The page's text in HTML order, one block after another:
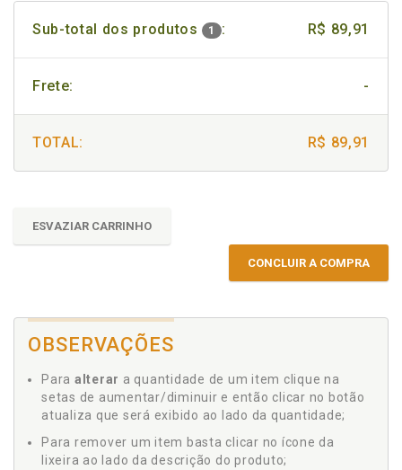
Sub-total dos produtos 1 : R$ 89,91
Frete: -
TOTAL: R$ 89,91
ESVAZIAR CARRINHO
CONCLUIR A COMPRA
OBSERVAÇÕES
Para alterar a quantidade de um item clique na
setas de aumentar/diminuir e então clicar no botão
atualiza que será exibido ao lado da quantidade;
Para remover um item basta clicar no ícone da
lixeira ao lado da descrição do produto;